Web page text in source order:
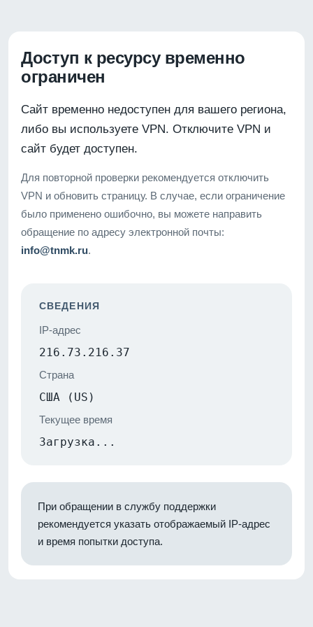
Доступ к ресурсу временно
ограничен
Сайт временно недоступен для вашего региона,
либо вы используете VPN. Отключите VPN и
сайт будет доступен.
Для повторной проверки рекомендуется отключить
VPN и обновить страницу. В случае, если ограничение
было применено ошибочно, вы можете направить
обращение по адресу электронной почты:
info@tnmk.ru.
СВЕДЕНИЯ
IP-адрес
216.73.216.37
Страна
США (US)
Текущее время
Загрузка...
При обращении в службу поддержки
рекомендуется указать отображаемый IP-адрес
и время попытки доступа.